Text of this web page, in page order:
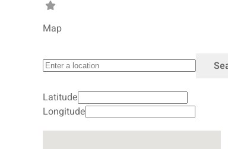
Map
Latitude
Longitude